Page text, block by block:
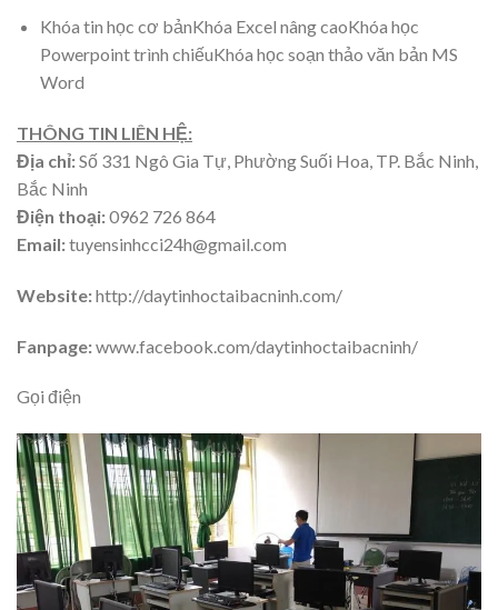
Khóa tin học cơ bảnKhóa Excel nâng caoKhóa học
Powerpoint trình chiếuKhóa học soạn thảo văn bản MS
Word
THÔNG TIN LIÊN HỆ:
Địa chỉ:Số 331 Ngô Gia Tự, Phường Suối Hoa, TP. Bắc Ninh,
Bắc Ninh
Điện thoại:0962 726 864
Email:tuyensinhcci24h@gmail.com
Website:http://daytinhoctaibacninh.com/
Fanpage:www.facebook.com/daytinhoctaibacninh/
Gọi điện